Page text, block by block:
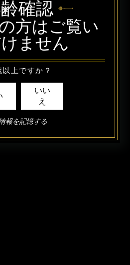
確認
方はご覧い
ません
上ですか？
いい
え
報を記憶する